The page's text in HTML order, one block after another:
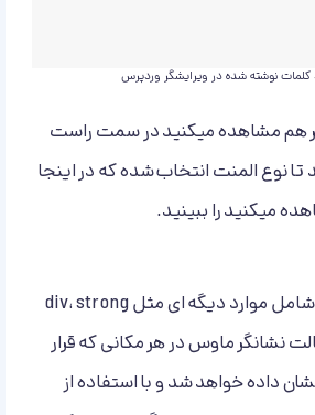
نوشته شده در ویرایشگر وردپرس
هم مشاهده میکنید در سمت راست
تا نوع المنت انتخاب شده که در اینجا
این بخش ها میتونه شامل موارد دیگه ای مثل div، strong
نشانگر ماوس در هر مکانی که قرار
داده خواهد شد و با استفاده از